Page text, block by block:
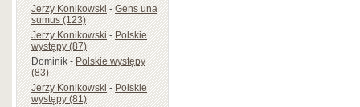
Jerzy Konikowski-Gens una
sumus (123)
Jerzy Konikowski-Polskie
występy (87)
Dominik-Polskie występy
(83)
Jerzy Konikowski-Polskie
występy (81)